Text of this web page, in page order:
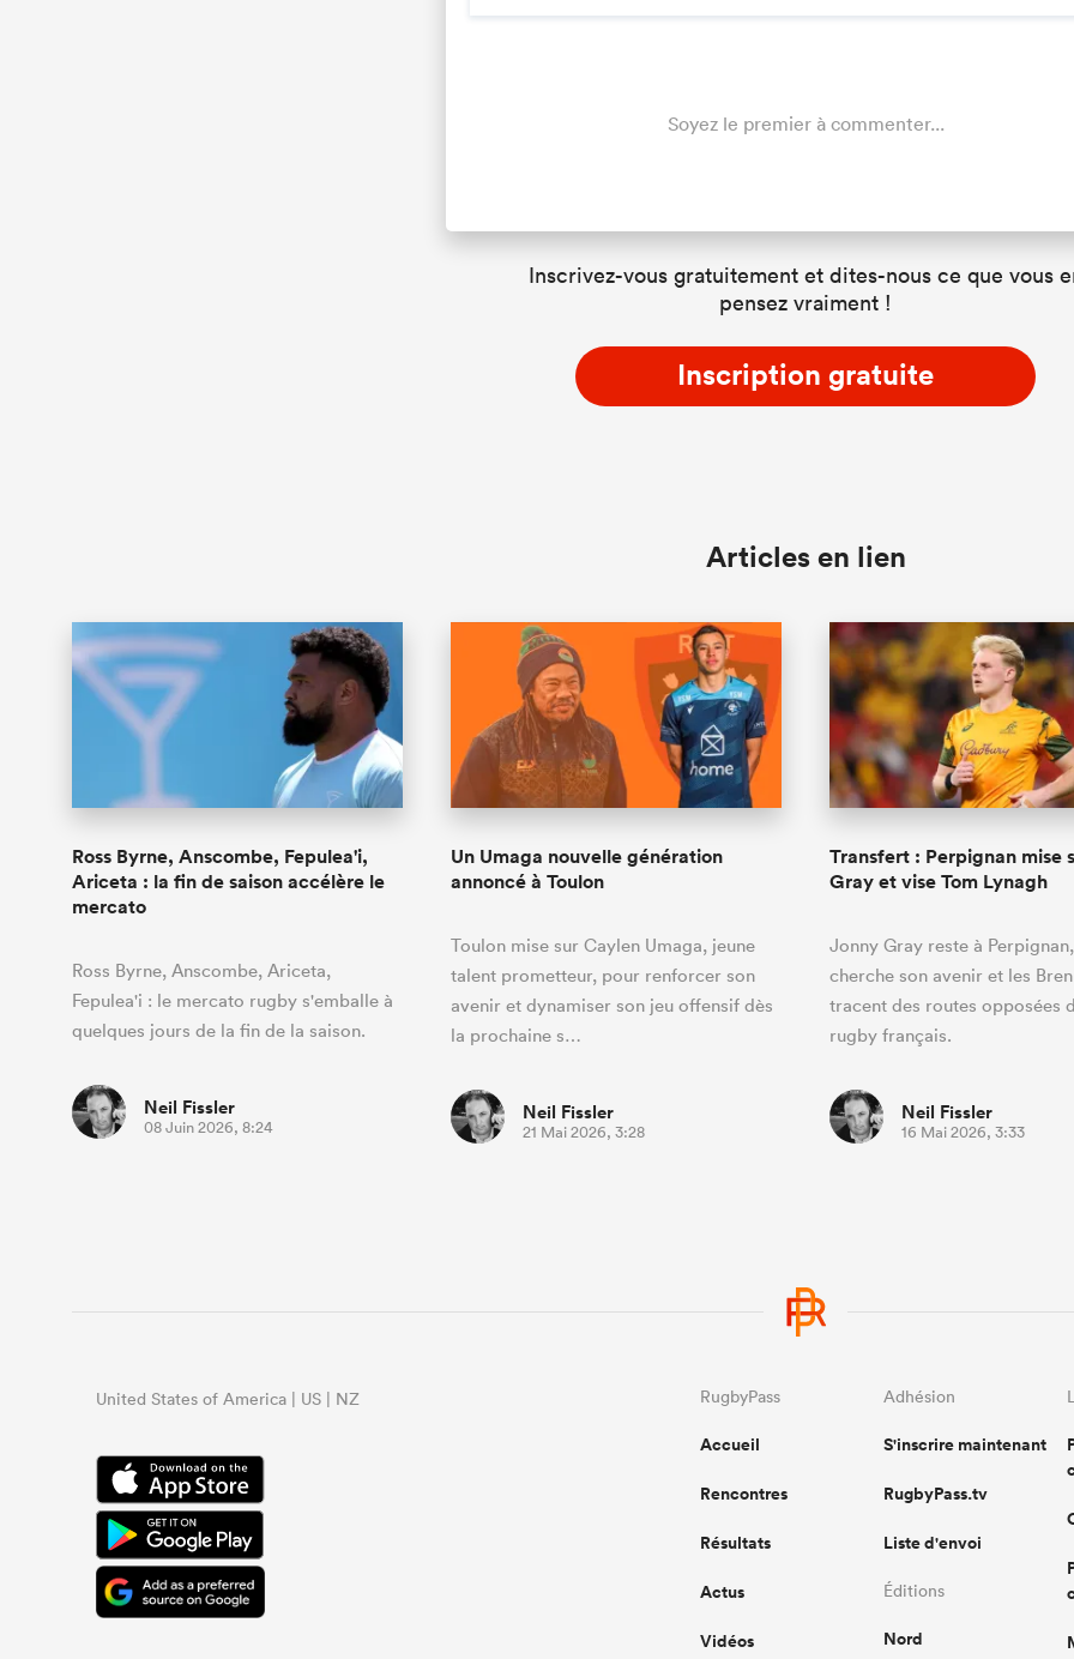
Soyez le premier à commenter...
Inscrivez-vous gratuitement et dites-nous ce que vous
pensez vraiment !
Inscription gratuite
Articles en lien
Ross Byrne, Anscombe, Fepulea'i,
Ariceta : la fin de saison accélère le
mercato
Ross Byrne, Anscombe, Ariceta,
Fepulea'i : le mercato rugby s'emballe à
quelques jours de la fin de la saison.
Neil Fissler
08 Juin 2026, 8:24
Un Umaga nouvelle génération
annoncé à Toulon
Toulon mise sur Caylen Umaga, jeune
talent prometteur, pour renforcer son
avenir et dynamiser son jeu offensif dès
la prochaine s…
Neil Fissler
21 Mai 2026, 3:28
Transfert : Perpignan mise
Gray et vise Tom Lynagh
Jonny Gray reste à
cherche son avenir et les
tracent des routes opposées
rugby français.
Neil Fissler
16 Mai 2026, 3:33
United States of America | US | NZ RugbyPass
Accueil
Rencontres
Résultats
Actus
Vidéos
Adhésion
S'inscrire maintenant
RugbyPass.tv
Liste d'envoi
Éditions
Nord